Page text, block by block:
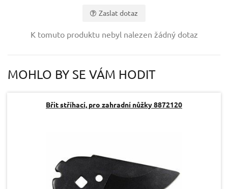
Zaslat dotaz
Odeslat dotaz
K tomuto produktu nebyl nalezen žádný dotaz
MOHLO BY SE VÁM HODIT
Břit stříhací, pro zahradní nůžky 8872120